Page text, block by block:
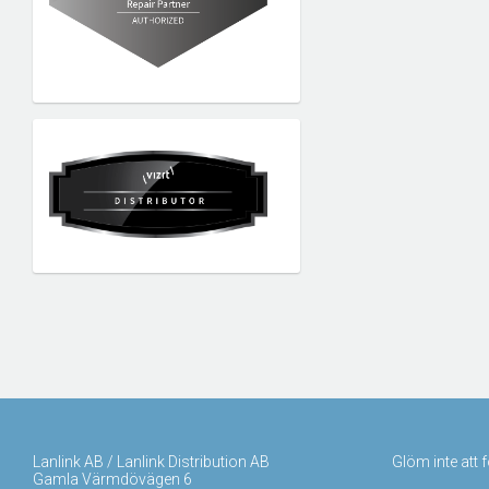
Lanlink AB / Lanlink Distribution AB
Gamla Värmdövägen 6
Glöm inte att